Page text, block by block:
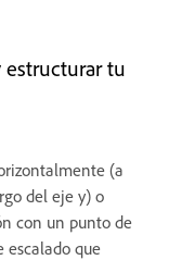
tu
(a
del eje y) o
con un punto de
escalado que